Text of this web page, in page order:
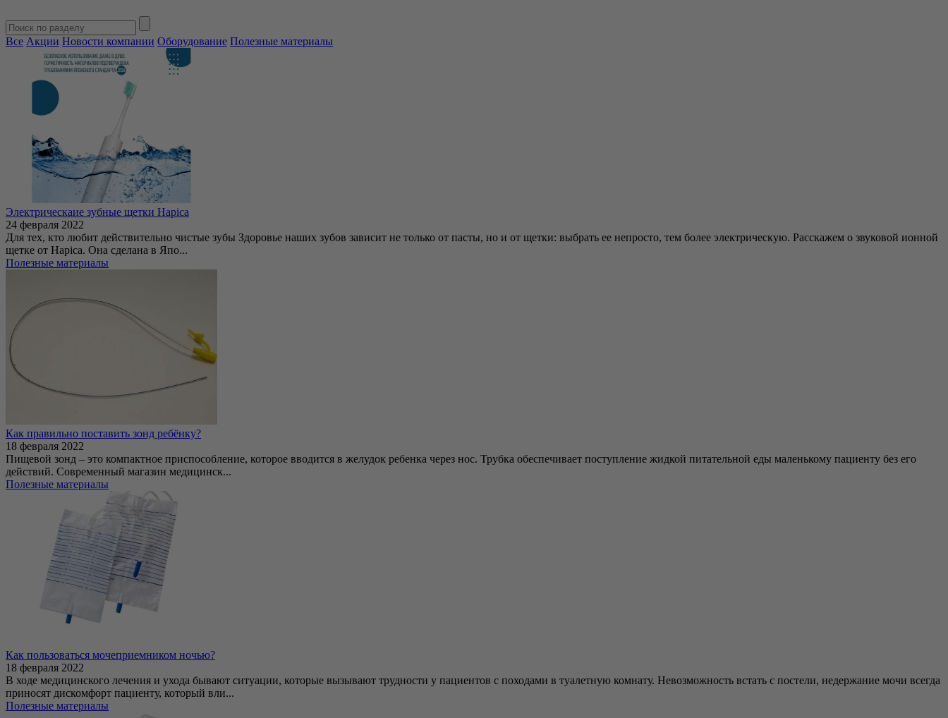
Все Акции Новости компании Оборудование Полезные материалы
Электрическаие зубные щетки Hapica
24 февраля 2022
Для тех, кто любит действительно чистые зубы Здоровье наших зубов зависит не только от пасты, но и от щетки: выбрать ее непросто, тем более электрическую. Расскажем о звуковой ионной
щетке от Hapica. Она сделана в Япо...
Полезные материалы
Как правильно поставить зонд ребёнку?
18 февраля 2022
Пищевой зонд – это компактное приспособление, которое вводится в желудок ребенка через нос. Трубка обеспечивает поступление жидкой питательной еды маленькому пациенту без его
действий. Современный магазин медицинск...
Полезные материалы
Как пользоваться мочеприемником ночью?
18 февраля 2022
В ходе медицинского лечения и ухода бывают ситуации, которые вызывают трудности у пациентов с походами в туалетную комнату. Невозможность встать с постели, недержание мочи всегда
приносят дискомфорт пациенту, который вли...
Полезные материалы